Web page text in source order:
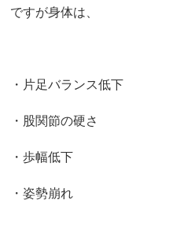
ですが身体は、
・片足バランス低下
・股関節の硬さ
・歩幅低下
・姿勢崩れ